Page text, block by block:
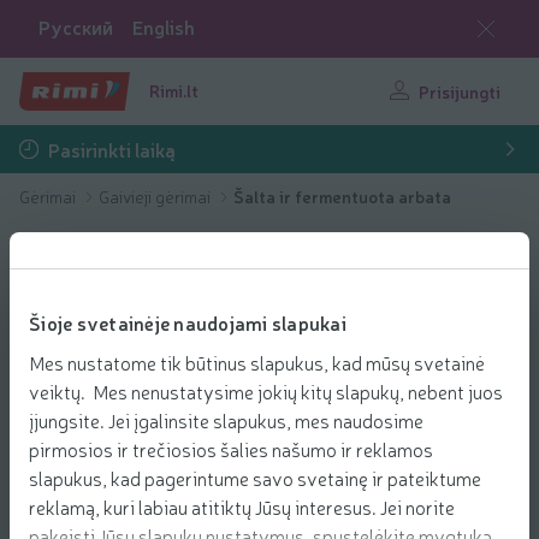
Šioje svetainėje naudojami slapukai
Mes nustatome tik būtinus slapukus, kad mūsų svetainė
veiktų. Mes nenustatysime jokių kitų slapukų, nebent juos
įjungsite. Jei įgalinsite slapukus, mes naudosime
pirmosios ir trečiosios šalies našumo ir reklamos
slapukus, kad pagerintume savo svetainę ir pateiktume
reklamą, kuri labiau atitiktų Jūsų interesus. Jei norite
Русский English
Rimi.lt Prisijungti
Pasirinkti laiką
Gėrimai Gaivieji gėrimai Šalta ir fermentuota arbata